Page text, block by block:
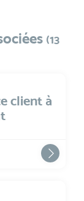
(13
client à